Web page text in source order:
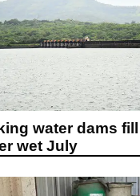
water dams
wet July